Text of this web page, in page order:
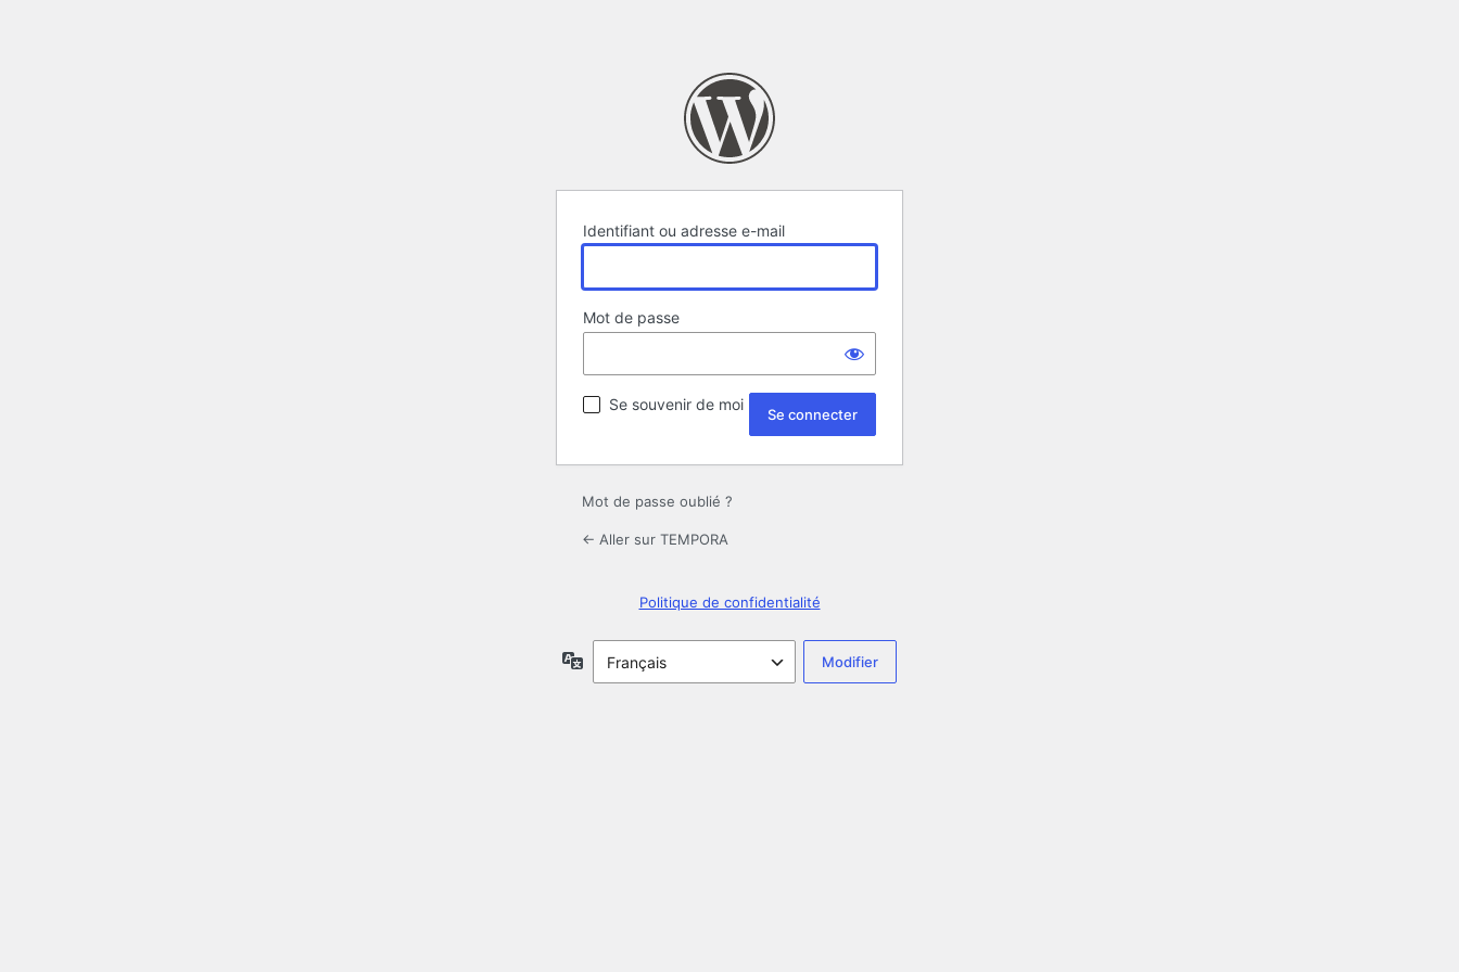
Identifiant ou adresse e-mail
Mot de passe
Se souvenir de moi
Mot de passe oublié ?
← Aller sur TEMPORA
Politique de confidentialité
Langue